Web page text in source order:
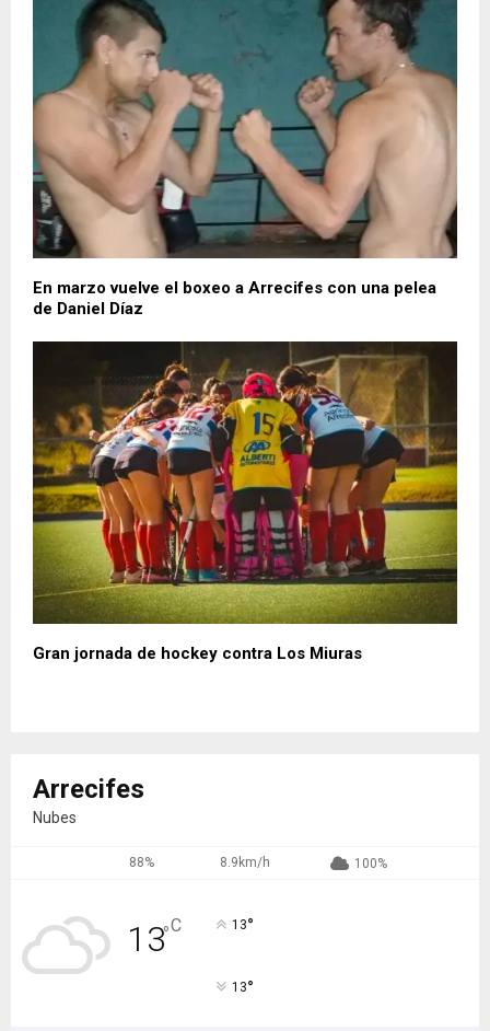
En marzo vuelve el boxeo a Arrecifes con una pelea
de Daniel Díaz
Gran jornada de hockey contra Los Miuras
Arrecifes
Nubes
88% 8.9km/h 100%
13°C 13°
13°